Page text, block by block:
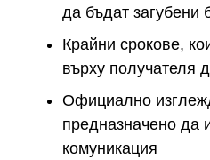
да бъдат загубени
Крайни срокове,
върху получателя
Официално
предназначено да
комуникация